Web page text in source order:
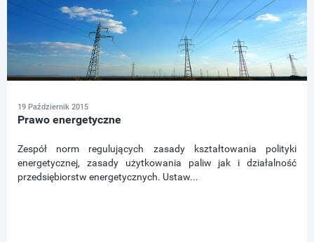
19 Październik 2015
Prawo energetyczne
Zespół norm regulujących zasady kształtowania polityki
energetycznej, zasady użytkowania paliw jak i działalność
przedsiębiorstw energetycznych. Ustaw...